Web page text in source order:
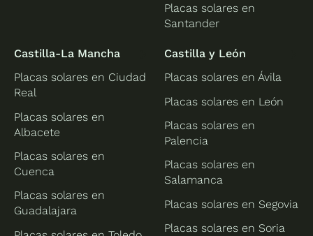
Placas solares en
Santander
Castilla-La Mancha
Placas solares en Ciudad
Real
Placas solares en
Albacete
Placas solares en
Cuenca
Placas solares en
Guadalajara
Castilla y León
Placas solares en Ávila
Placas solares en León
Placas solares en
Palencia
Placas solares en
Salamanca
Placas solares en Segovia
Placas solares en Soria